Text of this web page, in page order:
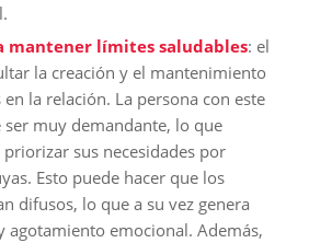
mantener límites saludables: el
la creación y el mantenimiento
la relación. La persona con este
muy demandante, lo que
sus necesidades por
Esto puede hacer que los
difusos, lo que a su vez genera
agotamiento emocional. Además,